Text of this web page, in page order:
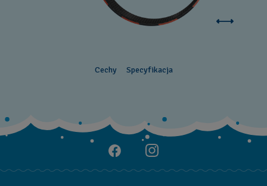
Cechy Specyfikacja